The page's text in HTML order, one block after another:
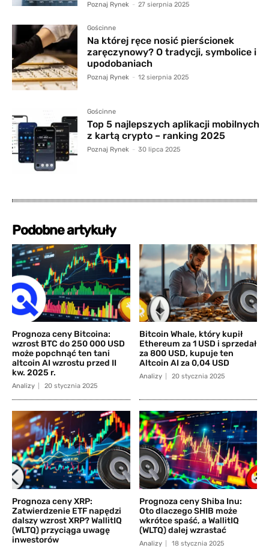
Poznaj Rynek - 27 sierpnia 2025
Gościnne
Na której ręce nosić pierścionek
zaręczynowy? O tradycji, symbolice i
upodobaniach
Poznaj Rynek - 12 sierpnia 2025
Gościnne
Top 5 najlepszych aplikacji mobilnych
z kartą crypto – ranking 2025
Poznaj Rynek - 30 lipca 2025
Podobne artykuły
Prognoza ceny Bitcoina:
wzrost BTC do 250 000 USD
może popchnąć ten tani
altcoin AI wzrostu przed II
kw. 2025 r.
Analizy 20 stycznia 2025
Bitcoin Whale, który kupił
Ethereum za 1 USD i sprzedał
za 800 USD, kupuje ten
Altcoin AI za 0,04 USD
Analizy 20 stycznia 2025
Prognoza ceny XRP:
Zatwierdzenie ETF napędzi
dalszy wzrost XRP? WallitIQ
(WLTQ) przyciąga uwagę
inwestorów
Prognoza ceny Shiba Inu:
Oto dlaczego SHIB może
wkrótce spaść, a WallitIQ
(WLTQ) dalej wzrastać
Analizy 18 stycznia 2025